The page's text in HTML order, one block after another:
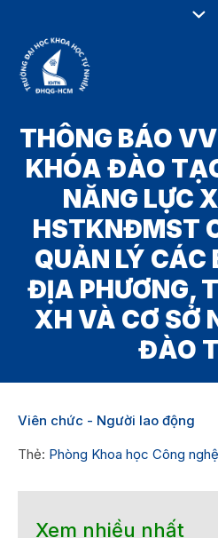
THÔNG BÁO
KHÓA ĐÀO
NĂNG LỰC
HSTKNĐMST
QUẢN LÝ CÁC
ĐỊA PHƯƠNG,
XH VÀ CƠ SỞ
ĐÀO
Viên chức - Người lao động
Thẻ: Phòng Khoa học Công nghệ
Xem nhiều nhất